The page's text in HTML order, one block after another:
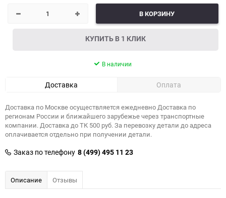
В КОРЗИНУ
КУПИТЬ В 1 КЛИК
В наличии
Доставка Оплата
Доставка по Москве осуществляется ежедневно Доставка по
регионам России и ближайшего зарубежье через транспортные
компании. Доставка до ТК 500 руб. За перевозку детали до адреса
оплачивается отдельно при получении детали.
Заказ по телефону 8 (499) 495 11 23
Описание Отзывы